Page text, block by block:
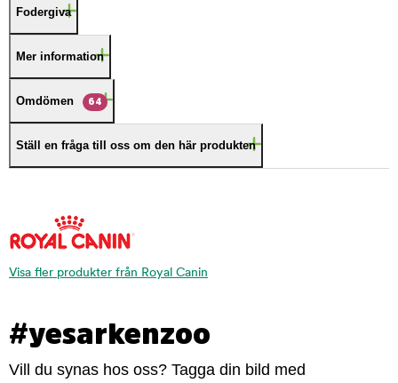
Fodergiva
Mer information
Omdömen 64
Ställ en fråga till oss om den här produkten
Visa fler produkter från Royal Canin
#yesarkenzoo
Vill du synas hos oss? Tagga din bild med